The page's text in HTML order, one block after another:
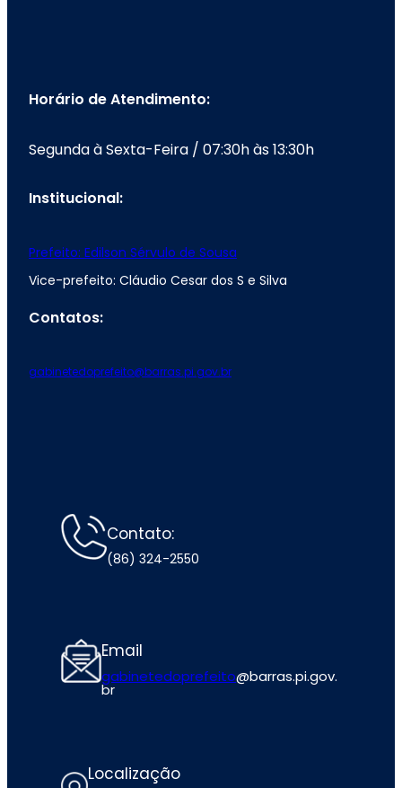
Horário de Atendimento:
Segunda à Sexta-Feira / 07:30h às 13:30h
Institucional:
Prefeito: Edilson Sérvulo de Sousa
Vice-prefeito: Cláudio Cesar dos S e Silva
Contatos:
gabinetedoprefeito@barras.pi.gov.br
Contato:
(86) 324-2550
Email
gabinetedoprefeito@barras.pi.gov.
br
Localização